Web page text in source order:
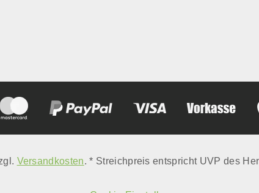
Versandkosten. * Streichpreis entspricht UVP des